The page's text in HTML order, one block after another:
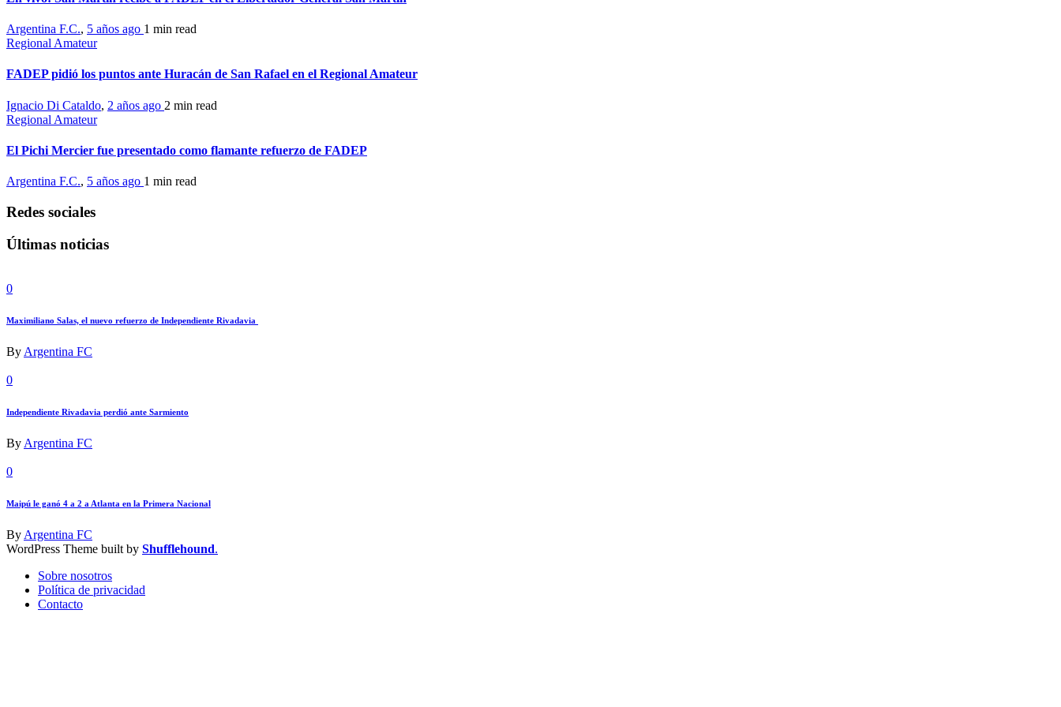
Argentina F.C., 5 años ago 1 min read
Regional Amateur
FADEP pidió los puntos ante Huracán de San Rafael en el Regional Amateur
Ignacio Di Cataldo, 2 años ago 2 min read
Regional Amateur
El Pichi Mercier fue presentado como flamante refuerzo de FADEP
Argentina F.C., 5 años ago 1 min read
Redes sociales
Últimas noticias
0
Maximiliano Salas, el nuevo refuerzo de Independiente Rivadavia
By Argentina FC
0
Independiente Rivadavia perdió ante Sarmiento
By Argentina FC
0
Maipú le ganó 4 a 2 a Atlanta en la Primera Nacional
By Argentina FC
WordPress Theme built by Shufflehound.
Sobre nosotros
Política de privacidad
Contacto